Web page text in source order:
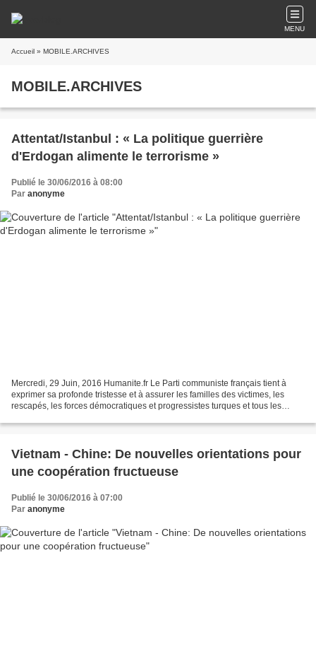
MENU
Accueil » MOBILE.ARCHIVES
MOBILE.ARCHIVES
Attentat/Istanbul : « La politique guerrière
d'Erdogan alimente le terrorisme »
Publié le 30/06/2016 à 08:00
Par anonyme
Mercredi, 29 Juin, 2016 Humanite.fr Le Parti communiste français tient à
exprimer sa profonde tristesse et à assurer les familles des victimes, les
rescapés, les forces démocratiques et progressistes turques et tous les
Vietnam - Chine: De nouvelles orientations pour
une coopération fructueuse
Publié le 30/06/2016 à 07:00
Par anonyme